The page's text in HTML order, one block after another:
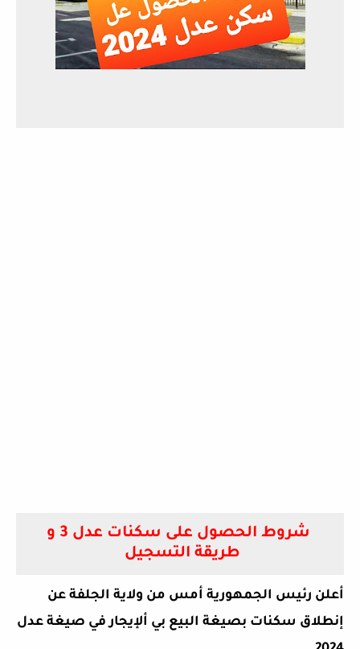
شروط الحصول على سكنات عدل 3 و
طريقة التسجيل
أعلن رئيس الجمهورية أمس من ولاية الجلفة عن
إنطلاق سكنات بصيغة البيع بي ألإيجار في صيغة عدل